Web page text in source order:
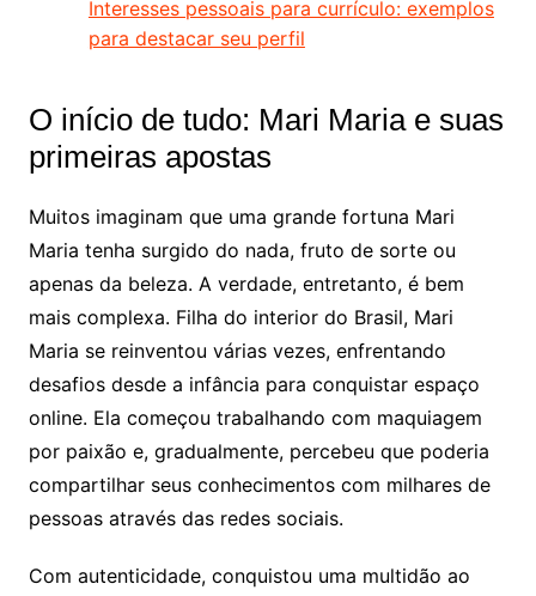
Interesses pessoais para currículo: exemplos
para destacar seu perfil
O início de tudo: Mari Maria e suas
primeiras apostas
Muitos imaginam que uma grande fortuna Mari
Maria tenha surgido do nada, fruto de sorte ou
apenas da beleza. A verdade, entretanto, é bem
mais complexa. Filha do interior do Brasil, Mari
Maria se reinventou várias vezes, enfrentando
desafios desde a infância para conquistar espaço
online. Ela começou trabalhando com maquiagem
por paixão e, gradualmente, percebeu que poderia
compartilhar seus conhecimentos com milhares de
pessoas através das redes sociais.
Com autenticidade, conquistou uma multidão ao